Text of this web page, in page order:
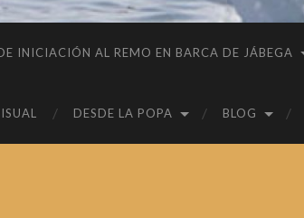
INICIACIÓN AL REMO EN BARCA DE JÁBEGA
DESDE LA POPA BLOG